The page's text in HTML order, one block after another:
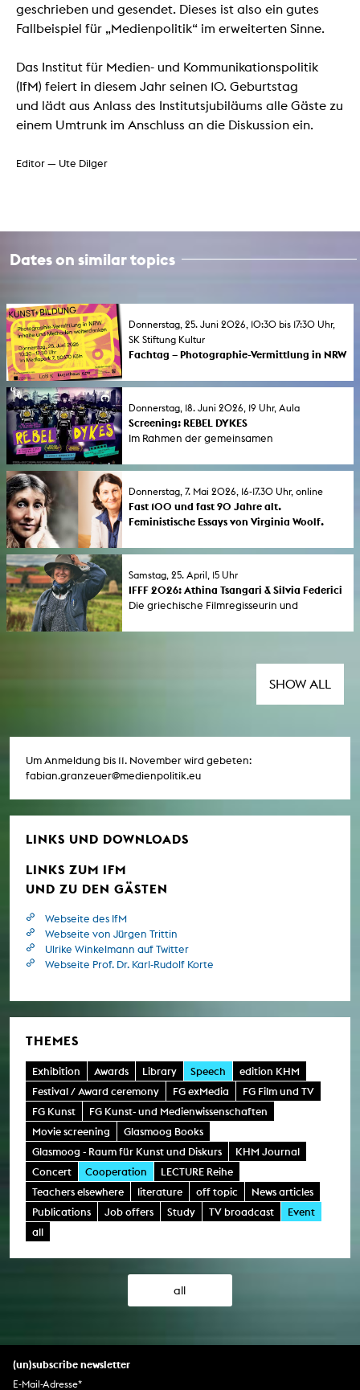
geschrieben und gesendet. Dieses ist also ein gutes
Fallbeispiel für „Medienpolitik“ im erweiterten Sinne.
Das Institut für Medien- und Kommunikationspolitik
(IfM) feiert in diesem Jahr seinen 10. Geburtstag
und lädt aus Anlass des Institutsjubiläums alle Gäste zu
einem Umtrunk im Anschluss an die Diskussion ein.
Editor — Ute Dilger
Dates on similar topics
Donnerstag, 25. Juni 2026, 10:30 bis 17:30 Uhr,
SK Stiftung Kultur
Fachtag – Photographie-Vermittlung in NRW
Donnerstag, 18. Juni 2026, 19 Uhr, Aula
Screening: REBEL DYKES
Im Rahmen der gemeinsamen
dem Titel Connections - Von Verbindungen
Rebel Dykes.
Donnerstag, 7. Mai 2026, 16-17.30 Uhr, online
Fast 100 und fast 90 Jahre alt.
Feministische Essays von Virginia Woolf.
Fast 100 und fast 90 Jahre alt. Feministische
Selbstbestimmung und Faschisierung. DIE
VERANSTALTUNG MUSS LEIDER WEGEN
KRANKHEIT AUSFALLEN!
Samstag, 25. April, 15 Uhr
IFFF 2026: Athina Tsangari & Silvia Federici
Die griechische Filmregisseurin und
findet im Rahmen des Internationalen
Frauen Film Fest Dortmund+Köln 2026 statt.
SHOW ALL
Um Anmeldung bis 11. November wird gebeten:
fabian.granzeuer@medienpolitik.eu
LINKS UND DOWNLOADS
LINKS ZUM IFM
UND ZU DEN GÄSTEN
Webseite des IfM
Webseite von Jürgen Trittin
Ulrike Winkelmann auf Twitter
Webseite Prof. Dr. Karl-Rudolf Korte
THEMES
Exhibition Awards Library Speech
edition KHM
Festival / Award ceremony
FG exMedia
FG Film und TV
FG Kunst
FG Kunst- und Medienwissenschaften
Movie screening
Glasmoog Books
Glasmoog - Raum für Kunst und Diskurs
KHM Journal
Concert
Cooperation
LECTURE Reihe
Teachers elsewhere
literature off topic
News articles
Publications
Job offers Study TV broadcast
Event
all
all
(un)subscribe newsletter
E-Mail-Adresse*